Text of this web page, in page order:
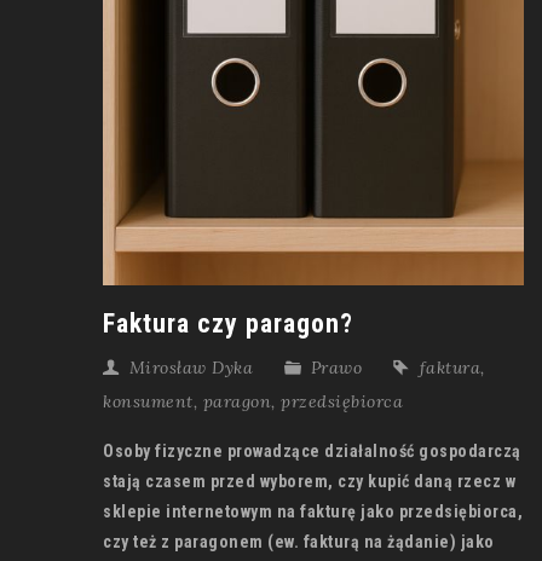
Faktura czy paragon?
Mirosław Dyka Prawo faktura,
konsument, paragon, przedsiębiorca
Osoby fizyczne prowadzące działalność gospodarczą
stają czasem przed wyborem, czy kupić daną rzecz w
sklepie internetowym na fakturę jako przedsiębiorca,
czy też z paragonem (ew. fakturą na żądanie) jako